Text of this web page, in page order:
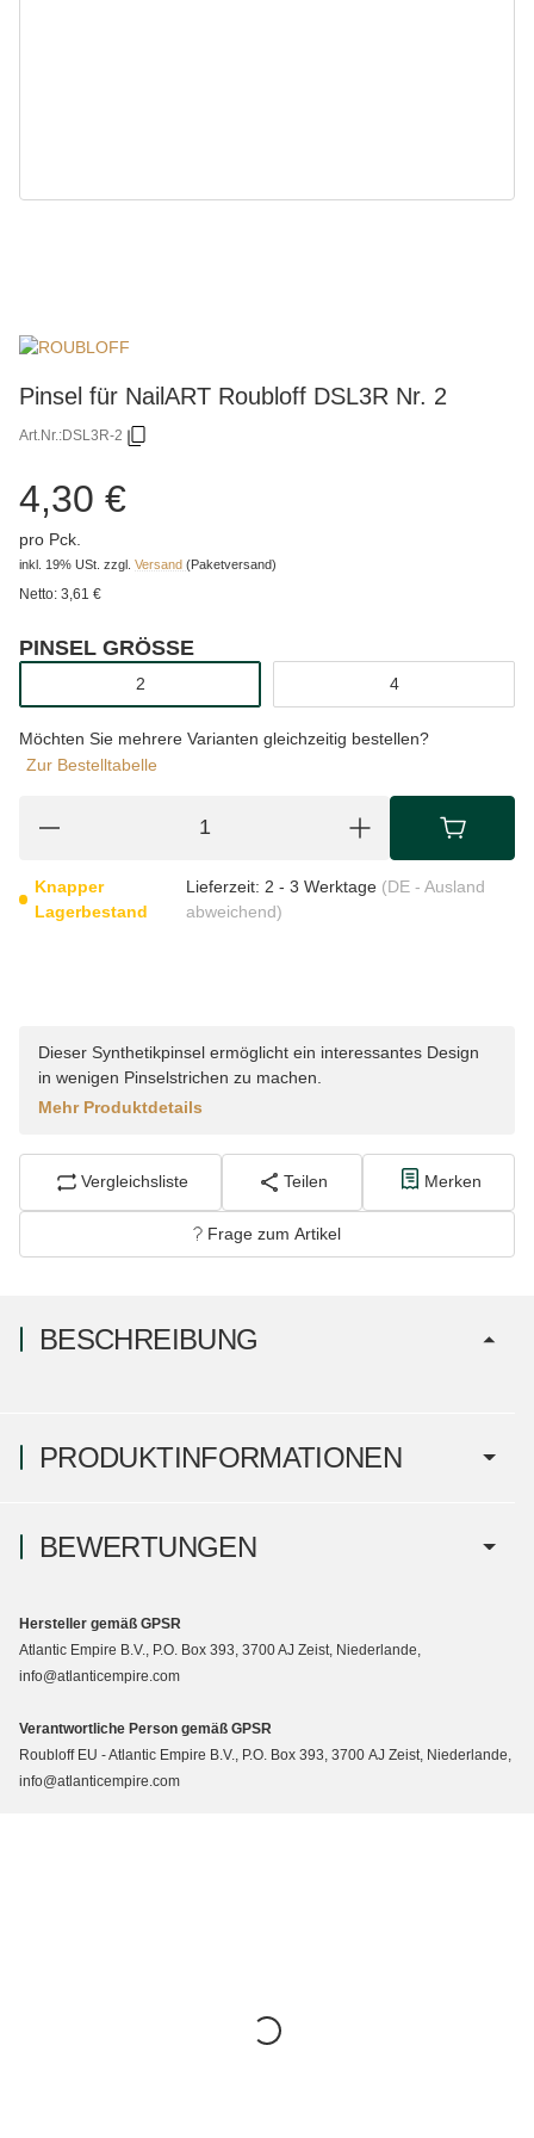
Pinsel für NailART Roubloff DSL3R Nr. 2
Art.Nr.:DSL3R-2
4,30 €
pro Pck.
inkl. 19% USt. zzgl. Versand (Paketversand)
Netto: 3,61 €
PINSEL GRÖSSE
2 4
Möchten Sie mehrere Varianten gleichzeitig bestellen?
Zur Bestelltabelle
Knapper
Lagerbestand
Lieferzeit: 2 - 3 Werktage (DE - Ausland
abweichend)
Dieser Synthetikpinsel ermöglicht ein interessantes Design
in wenigen Pinselstrichen zu machen.
Mehr Produktdetails
Vergleichsliste Teilen Merken
Frage zum Artikel
PRODUKTINFORMATIONEN
BESCHREIBUNG
BEWERTUNGEN
Hersteller gemäß GPSR
Atlantic Empire B.V., P.O. Box 393, 3700 AJ Zeist, Niederlande,
info@atlanticempire.com
Verantwortliche Person gemäß GPSR
Roubloff EU - Atlantic Empire B.V., P.O. Box 393, 3700 AJ Zeist, Niederlande,
info@atlanticempire.com